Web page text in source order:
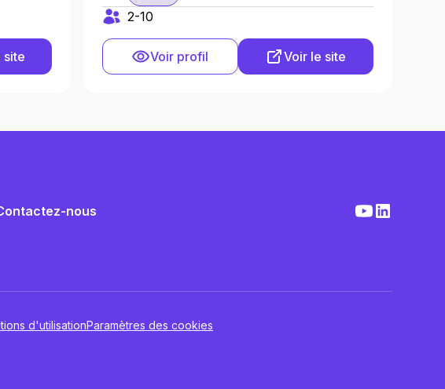
site
2-10
Voir profil Voir le site
nous
d'utilisationParamètres des cookies